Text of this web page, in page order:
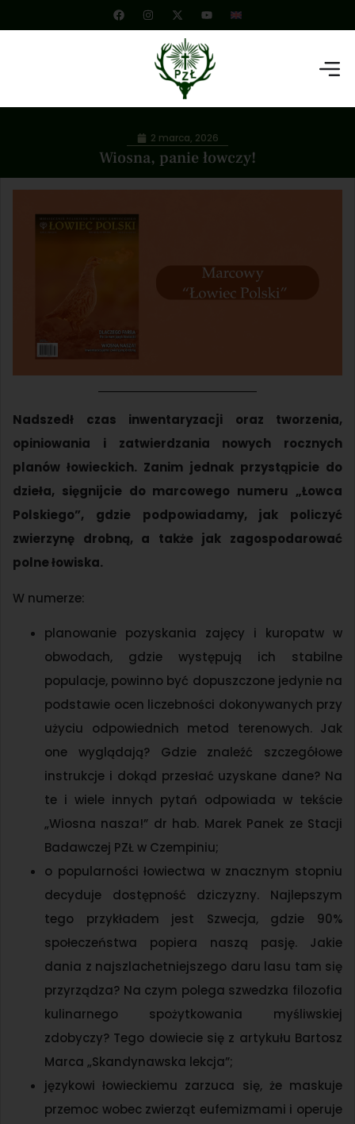
Wiosna, panie łowczy!
2 marca, 2026
Nadszedł czas inwentaryzacji oraz tworzenia,
opiniowania i zatwierdzania nowych rocznych
planów łowieckich. Zanim jednak przystąpicie do
dzieła, sięgnijcie do marcowego numeru „Łowca
Polskiego”, gdzie podpowiadamy, jak policzyć
zwierzynę drobną, a także jak zagospodarować
polne łowiska.
W numerze:
planowanie pozyskania zajęcy i kuropatw w
obwodach, gdzie występują ich stabilne
populacje, powinno być dopuszczone jedynie na
podstawie ocen liczebności dokonywanych przy
użyciu odpowiednich metod terenowych. Jak
one wyglądają? Gdzie znaleźć szczegółowe
instrukcje i dokąd przesłać uzyskane dane? Na
te i wiele innych pytań odpowiada w tekście
„Wiosna nasza!” dr hab. Marek Panek ze Stacji
Badawczej PZŁ w Czempiniu;
o popularności łowiectwa w znacznym stopniu
decyduje dostępność dziczyzny. Najlepszym
tego przykładem jest Szwecja, gdzie 90%
społeczeństwa popiera naszą pasję. Jakie
dania z najszlachetniejszego daru lasu tam się
przyrządza? Na czym polega szwedzka filozofia
kulinarnego spożytkowania myśliwskiej
zdobyczy? Tego dowiecie się z artykułu Bartosz
Marca „Skandynawska lekcja”;
językowi łowieckiemu zarzuca się, że maskuje
przemoc wobec zwierząt eufemizmami i operuje